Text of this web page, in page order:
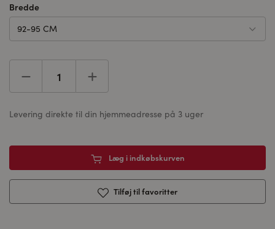
Bredde
92-95 CM
Levering direkte til din hjemmeadresse på 3 uger
Læg i indkøbskurven
Tilføj til favoritter